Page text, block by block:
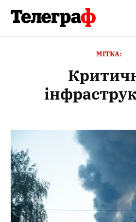
вмісту
МІТКА:
критична